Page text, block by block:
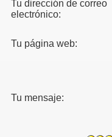
Tu dirección de correo
electrónico:
Tu página web:
Tu mensaje: